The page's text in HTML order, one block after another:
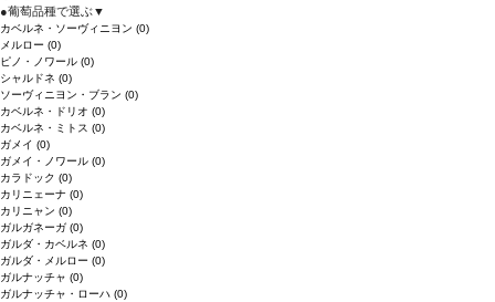
●葡萄品種で選ぶ▼
カベルネ・ソーヴィニヨン (0)
メルロー (0)
ピノ・ノワール (0)
シャルドネ (0)
ソーヴィニヨン・ブラン (0)
カベルネ・ドリオ (0)
カベルネ・ミトス (0)
ガメイ (0)
ガメイ・ノワール (0)
カラドック (0)
カリニェーナ (0)
カリニャン (0)
ガルガネーガ (0)
ガルダ・カベルネ (0)
ガルダ・メルロー (0)
ガルナッチャ (0)
ガルナッチャ・ローハ (0)